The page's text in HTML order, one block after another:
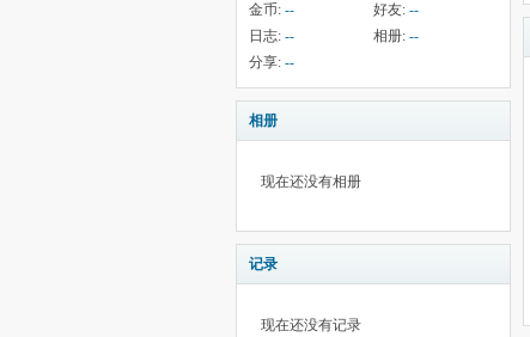
金币: -- 好友: --
日志: -- 相册: --
分享: --
相册
现在还没有相册
记录
现在还没有记录